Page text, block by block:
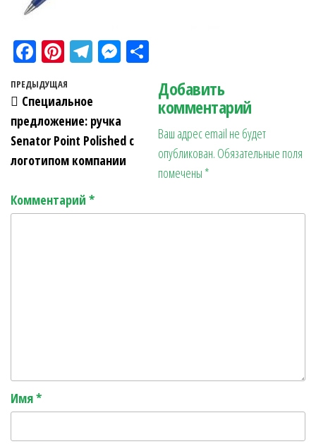
Fa
ce
bo
ok
Pi
nt
er
es
t
Te
a
m
M
ge
r
ра
в
ит
ь
Навигация по записям
Предыдущая запись
ПРЕДЫДУЩАЯ
Специальное
предложение: ручка
Senator Point Polished c
логотипом компании
Добавить
комментарий
Ваш адрес email не будет
опубликован. Обязательные поля
помечены *
Комментарий *
Имя*